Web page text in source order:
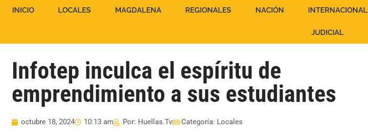
INICIO LOCALES MAGDALENA REGIONALES NACIÓN INTERNACIONAL
JUDICIAL
Infotep inculca el espíritu de
emprendimiento a sus estudiantes
octubre 18, 2024 10:13 am Por: Huellas.Tv Categoría: Locales